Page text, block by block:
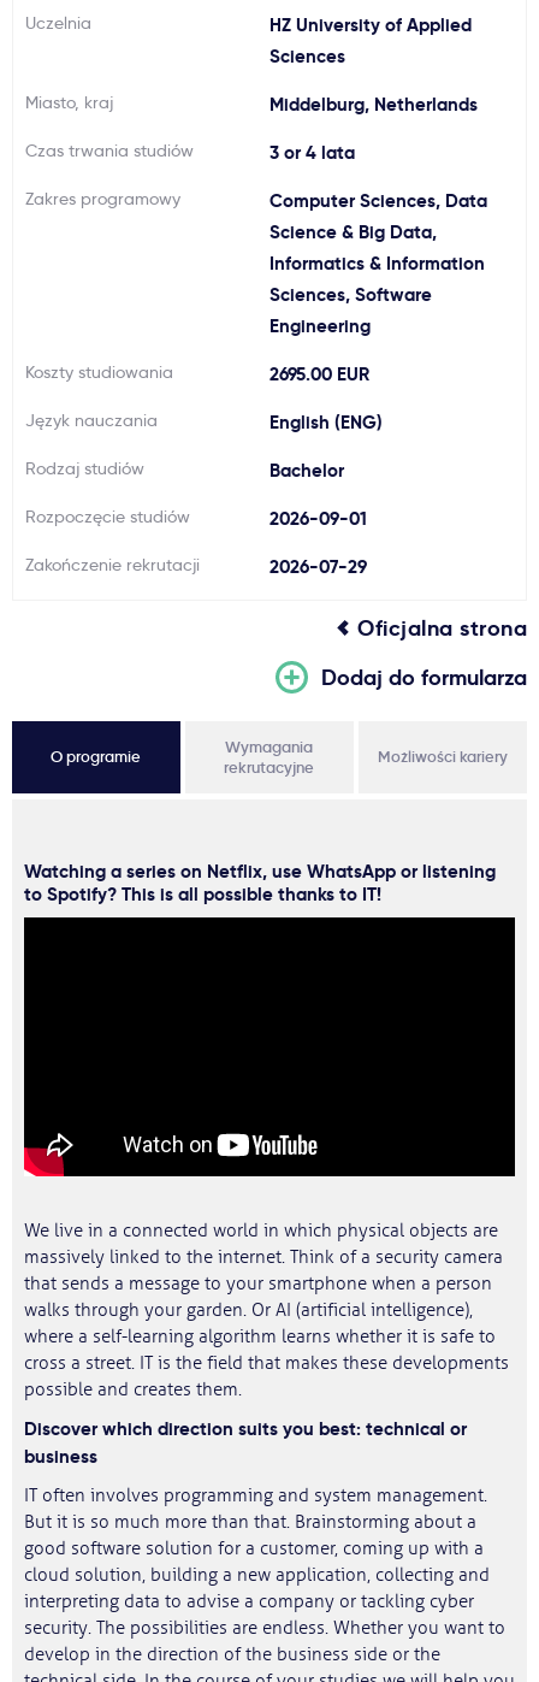
Ważne
Usługi
Uczelnia
HZ University of Applied
Sciences
Miasto, kraj Middelburg, Netherlands
Czas trwania studiów 3 or 4 lata
Zakres programowy
Computer Sciences, Data
Science & Big Data,
Informatics & Information
Sciences, Software
Engineering
Koszty studiowania 2695.00 EUR
Język nauczania English (ENG)
Rodzaj studiów Bachelor
Rozpoczęcie studiów 2026-09-01
Zakończenie rekrutacji 2026-07-29
Oficjalna strona
Dodaj do formularza
O programie
Wymagania
rekrutacyjne
Możliwości kariery
Watching a series on Netflix, use WhatsApp or listening
to Spotify? This is all possible thanks to IT!
We live in a connected world in which physical objects are
massively linked to the internet. Think of a security camera
that sends a message to your smartphone when a person
walks through your garden. Or AI (artificial intelligence),
where a self-learning algorithm learns whether it is safe to
cross a street. IT is the field that makes these developments
possible and creates them.
Discover which direction suits you best: technical or
business
IT often involves programming and system management.
But it is so much more than that. Brainstorming about a
good software solution for a customer, coming up with a
cloud solution, building a new application, collecting and
interpreting data to advise a company or tackling cyber
security. The possibilities are endless. Whether you want to
develop in the direction of the business side or the